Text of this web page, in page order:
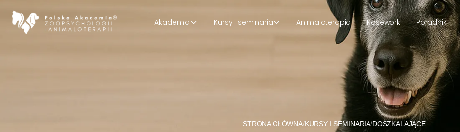
Akademia Kursy i seminaria Animaloterapia Nosework Poradnik
STRONA GŁÓWNA/KURSY I SEMINARIA/DOSZKALAJĄCE